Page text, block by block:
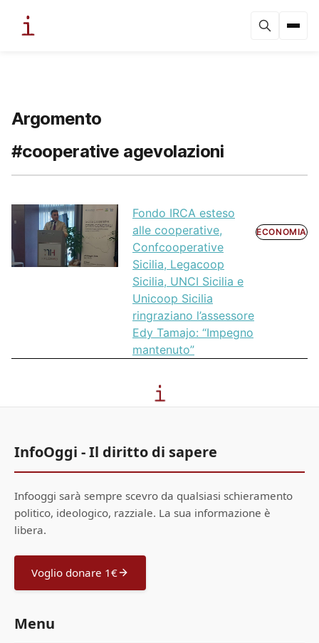
Argomento
#cooperative agevolazioni
Fondo IRCA esteso
alle cooperative,
Confcooperative
Sicilia, Legacoop
Sicilia, UNCI Sicilia e
Unicoop Sicilia
ringraziano l’assessore
Edy Tamajo: “Impegno
mantenuto”
ECONOMIA
InfoOggi - Il diritto di sapere
Infooggi sarà sempre scevro da qualsiasi schieramento
politico, ideologico, razziale. La sua informazione è
libera.
Voglio donare 1€
Menu